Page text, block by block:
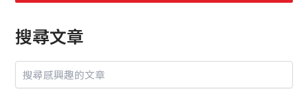
搜尋文章